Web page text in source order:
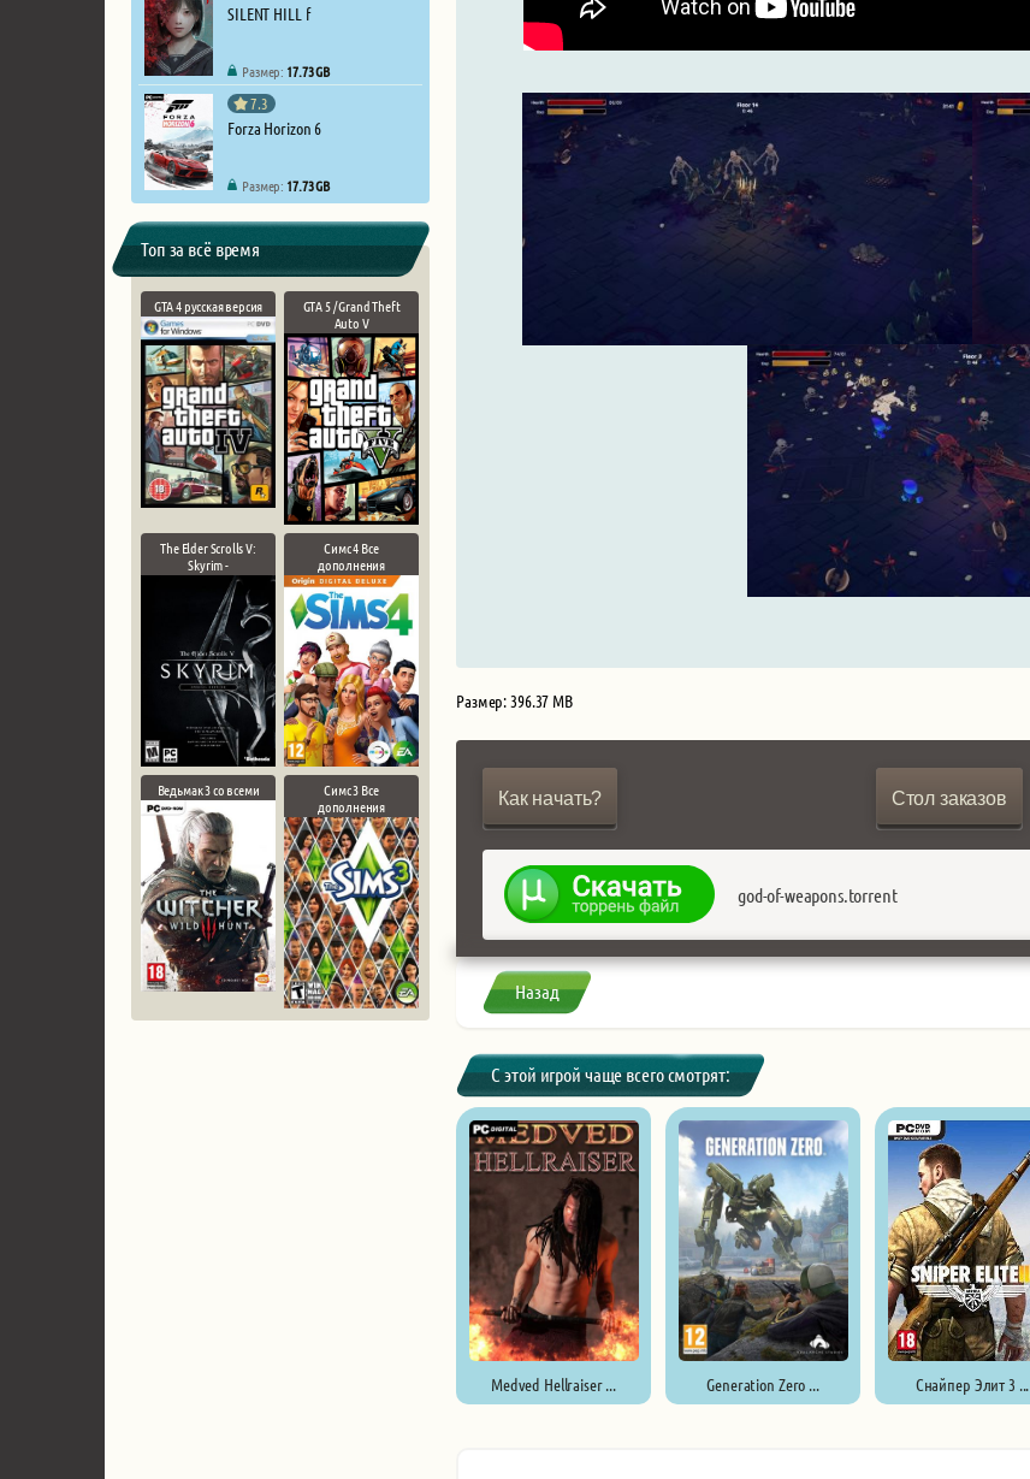
SILENT HILL f
Размер: 17.73 GB
7.3
Forza Horizon 6
Размер: 17.73 GB
Топ за всё время
GTA 4 русская версия
GTA 5 / Grand Theft
Auto V
The Elder Scrolls V:
Skyrim -
Симс 4 Все
дополнения
Ведьмак 3 со всеми
Симс 3 Все
дополнения
Размер: 396.37 MB
Как начать? Стол заказов
god-of-weapons.torrent
Назад
С этой игрой чаще всего смотрят:
Medved Hellraiser ... Generation Zero ... Снайпер Элит 3 ...